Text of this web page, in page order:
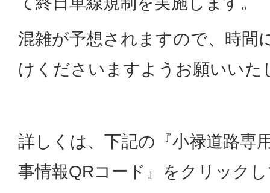
混雑が予想されますので、時間
けくださいますようお願いいた
詳しくは、下記の『小禄道路専
事情報QRコード』をクリック